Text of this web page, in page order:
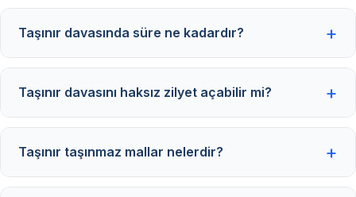
Taşınır davasında süre ne kadardır?
Taşınır davasını haksız zilyet açabilir mi?
Taşınır taşınmaz mallar nelerdir?